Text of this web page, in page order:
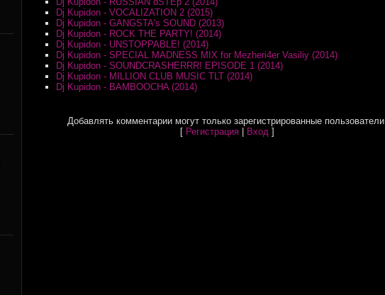
Dj Kupidon - VOCALIZATION 2 (2015)
Dj Kupidon - GANGSTA's SOUND (2013)
Dj Kupidon - ROCK THE PARTY! (2014)
Dj Kupidon - UNSTOPPABLE! (2014)
Dj Kupidon - SPECIAL MADNESS MIX for Mezheri4er Vasiliy (2014)
Dj Kupidon - SOUNDCRASHERRR! EPISODE 1 (2014)
Dj Kupidon - MILLION CLUB MUSIC TLT (2014)
Dj Kupidon - BAMBOOCHA (2014)
Добавлять комментарии могут только зарегистрированные
[ Регистрация| Вход]